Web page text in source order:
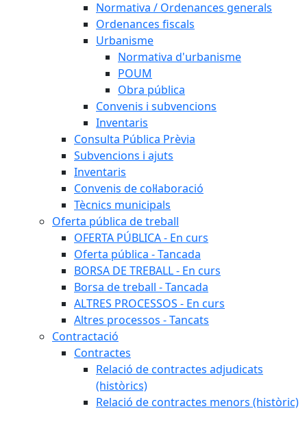
Normativa / Ordenances generals
Ordenances fiscals
Urbanisme
Normativa d'urbanisme
POUM
Obra pública
Convenis i subvencions
Inventaris
Consulta Pública Prèvia
Subvencions i ajuts
Inventaris
Convenis de col·laboració
Tècnics municipals
Oferta pública de treball
OFERTA PÚBLICA - En curs
Oferta pública - Tancada
BORSA DE TREBALL - En curs
Borsa de treball - Tancada
ALTRES PROCESSOS - En curs
Altres processos - Tancats
Contractació
Contractes
Relació de contractes adjudicats
(històrics)
Relació de contractes menors (històric)